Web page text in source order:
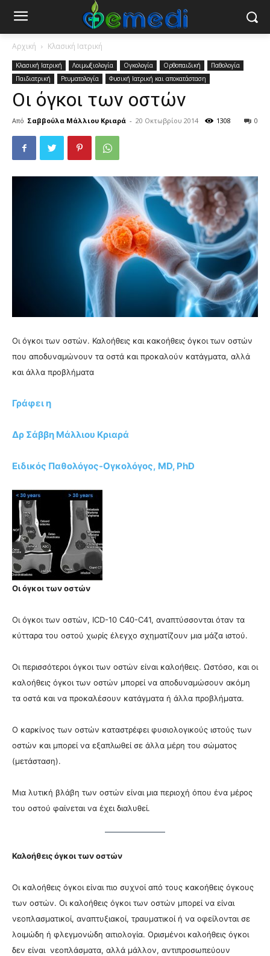
Αρχική Κλασική Ιατρική
Κλασική Ιατρική Λοιμωξιολογία Ογκολογία Ορθοπαιδική
Παθολογία
Παιδιατρική
Ρευματολογία Φυσική Ιατρική και αποκατάσταση
Οι όγκοι των οστών
Από Σαββούλα Μάλλιου Κριαρά - 20 Οκτωβρίου 2014 0
1308
Οι όγκοι των οστών. Καλοήθεις και κακοήθεις όγκοι των οστών
που αποδυναμώνουν τα οστά και προκαλούν κατάγματα, αλλά
και άλλα προβλήματα
Γράφει η
Δρ Σάββη Μάλλιου Κριαρά
Ειδικός Παθολόγος-Ογκολόγος, MD, PhD
Οι όγκοι των οστών
Οι όγκοι των οστών, ICD-10 C40-C41, αναπτύσσονται όταν τα
κύτταρα του οστού χωρίς έλεγχο σχηματίζουν μια μάζα ιστού.
Οι περισσότεροι όγκοι των οστών είναι καλοήθεις. Ωστόσο, και οι
καλοήθεις όγκοι των οστών μπορεί να αποδυναμώσουν ακόμη
τα οστά και να προκαλέσουν κατάγματα ή άλλα προβλήματα.
Ο καρκίνος των οστών καταστρέφει φυσιολογικούς ιστούς των
οστών και μπορεί να εξαπλωθεί σε άλλα μέρη του σώματος
(μετάσταση).
Μια λυτική βλάβη των οστών είναι μια περιοχή όπου ένα μέρος
του οστού φαίνεται να έχει διαλυθεί.
Καλοήθεις όγκοι των οστών
Οι καλοήθεις όγκοι είναι πιο συχνοί από τους κακοήθεις όγκους
των οστών. Οι καλοήθεις όγκοι των οστών μπορεί να είναι
νεοπλασματικοί, αναπτυξιακοί, τραυματικοί ή να οφείλονται σε
λοιμώδη ή φλεγμονώδη αιτιολογία. Ορισμένοι καλοήθεις όγκοι
δεν είναι νεοπλάσματα, αλλά μάλλον, αντιπροσωπεύουν